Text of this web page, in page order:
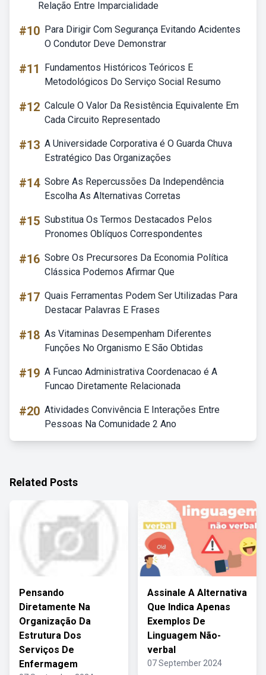
Relação Entre Imparcialidade
#10 Para Dirigir Com Segurança Evitando Acidentes
O Condutor Deve Demonstrar
#11
Fundamentos Históricos Teóricos E
Metodológicos Do Serviço Social Resumo
#12 Calcule O Valor Da Resistência Equivalente Em
Cada Circuito Representado
#13 A Universidade Corporativa é O Guarda Chuva
Estratégico Das Organizações
#14 Sobre As Repercussões Da Independência
Escolha As Alternativas Corretas
#15 Substitua Os Termos Destacados Pelos
Pronomes Oblíquos Correspondentes
#16 Sobre Os Precursores Da Economia Política
Clássica Podemos Afirmar Que
#17 Quais Ferramentas Podem Ser Utilizadas Para
Destacar Palavras E Frases
#18 As Vitaminas Desempenham Diferentes
Funções No Organismo E São Obtidas
#19 A Funcao Administrativa Coordenacao é A
Funcao Diretamente Relacionada
#20 Atividades Convivência E Interações Entre
Pessoas Na Comunidade 2 Ano
Related Posts
Pensando
Diretamente Na
Organização Da
Estrutura Dos
Serviços De
Enfermagem
Assinale A Alternativa
Que Indica Apenas
Exemplos De
Linguagem Não-
verbal
07 September 2024